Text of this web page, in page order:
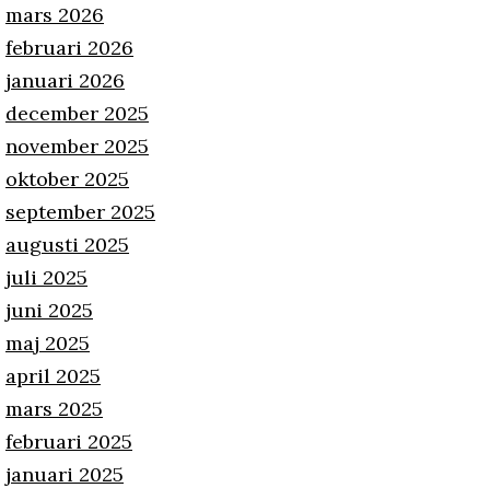
mars 2026
februari 2026
januari 2026
december 2025
november 2025
oktober 2025
september 2025
augusti 2025
juli 2025
juni 2025
maj 2025
april 2025
mars 2025
februari 2025
januari 2025